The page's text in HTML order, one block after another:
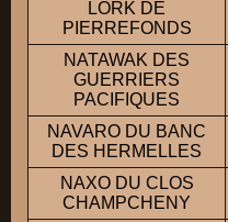
LORK DE
PIERREFONDS
NATAWAK DES
GUERRIERS
PACIFIQUES
NAVARO DU BANC
DES HERMELLES
NAXO DU CLOS
CHAMPCHENY